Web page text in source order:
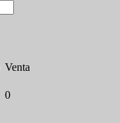
Venta
0